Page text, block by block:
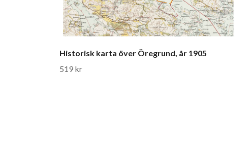
Historisk karta över Öregrund, år 1905
519 kr